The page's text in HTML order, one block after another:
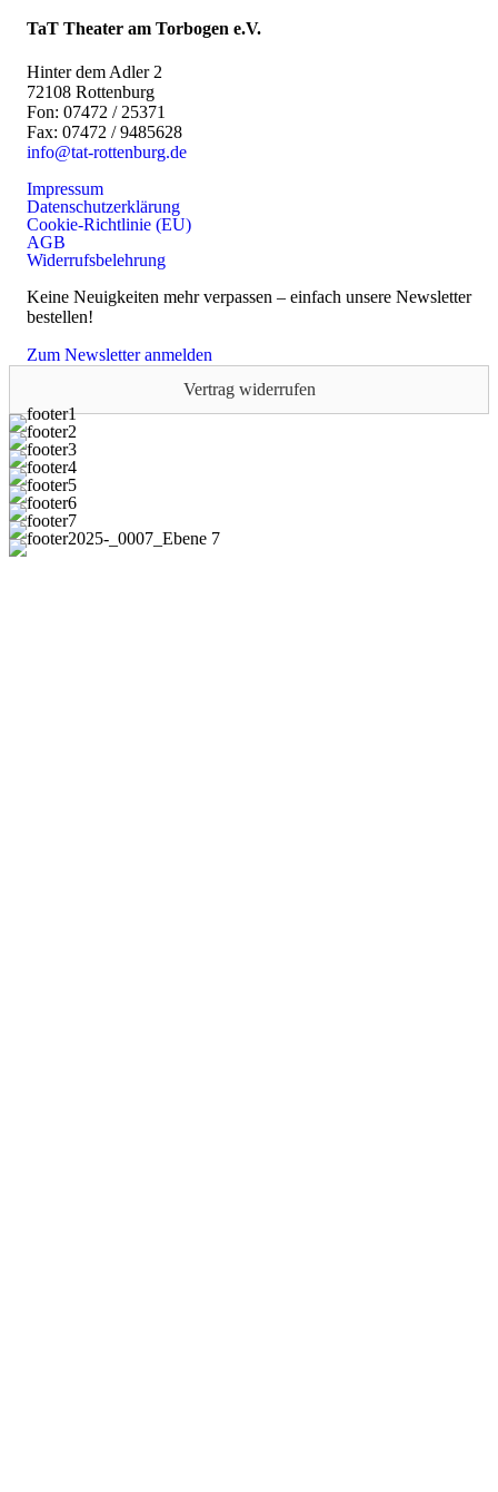
TaT Theater am Torbogen e.V.
Hinter dem Adler 2
72108 Rottenburg
Fon: 07472 / 25371
Fax: 07472 / 9485628
info@tat-rottenburg.de
Impressum
Datenschutzerklärung
Cookie-Richtlinie (EU)
AGB
Widerrufsbelehrung
Keine Neuigkeiten mehr verpassen – einfach unsere Newsletter
bestellen!
Zum Newsletter anmelden
Vertrag widerrufen